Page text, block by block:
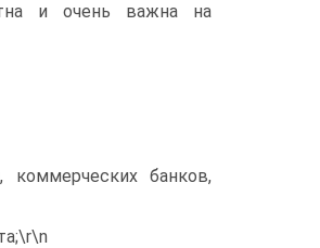
и очень важна на
коммерческих банков,